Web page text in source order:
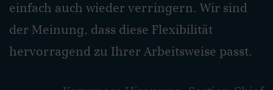
einfach auch wieder verringern. Wir sind
der Meinung, dass diese Flexibilität
hervorragend zu Ihrer Arbeitsweise passt.